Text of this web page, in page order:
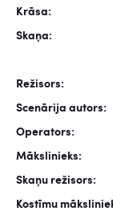
Krāsa:
Skaņa:
Režisors:
Scenārija autors:
Operators:
Mākslinieks:
Skaņu režisors:
Kostīmu